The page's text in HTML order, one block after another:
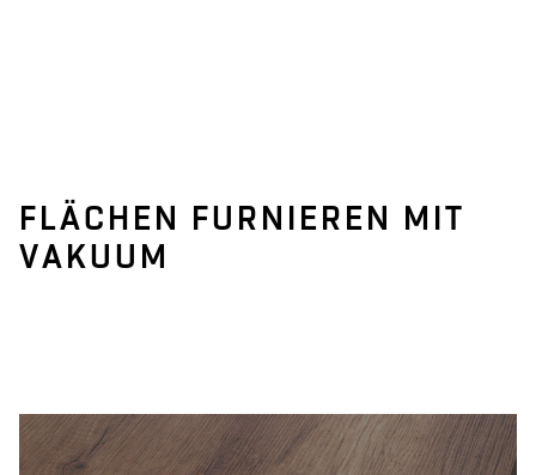
FLÄCHEN FURNIEREN MIT
VAKUUM